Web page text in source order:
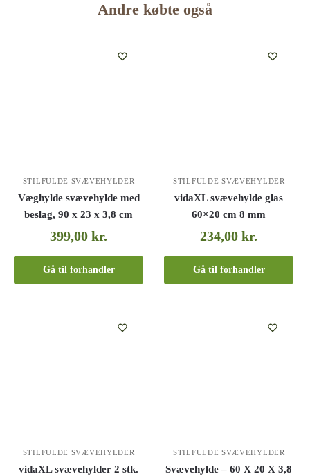
Andre købte også
STILFULDE SVÆVEHYLDER
Væghylde svævehylde med
beslag, 90 x 23 x 3,8 cm
399,00kr.
Gå til forhandler
STILFULDE SVÆVEHYLDER
vidaXL svævehylde glas
60×20 cm 8 mm
234,00kr.
Gå til forhandler
STILFULDE SVÆVEHYLDER
vidaXL svævehylder 2 stk.
STILFULDE SVÆVEHYLDER
Svævehylde – 60 X 20 X 3,8